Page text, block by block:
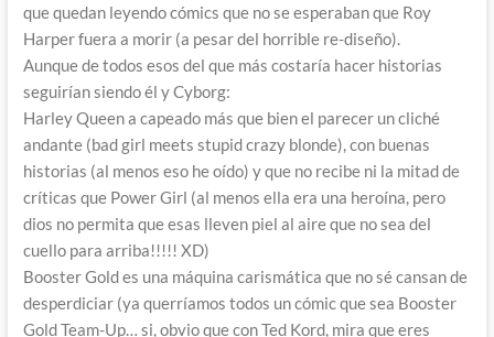
que quedan leyendo cómics que no se esperaban que Roy
Harper fuera a morir (a pesar del horrible re-diseño).
Aunque de todos esos del que más costaría hacer historias
seguirían siendo él y Cyborg:
Harley Queen a capeado más que bien el parecer un cliché
andante (bad girl meets stupid crazy blonde), con buenas
historias (al menos eso he oído) y que no recibe ni la mitad de
críticas que Power Girl (al menos ella era una heroína, pero
dios no permita que esas lleven piel al aire que no sea del
cuello para arriba!!!!! XD)
Booster Gold es una máquina carismática que no sé cansan de
desperdiciar (ya querríamos todos un cómic que sea Booster
Gold Team-Up… si, obvio que con Ted Kord, mira que eres